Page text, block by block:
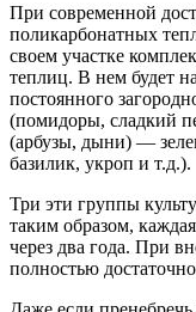
При современной
поликарбонатных
своем участке
теплиц. В нем будет
постоянного
(помидоры, сладкий
(арбузы, дыни) —
базилик, укроп и т.д.).
Три эти группы
таким образом,
через два года. При
полностью